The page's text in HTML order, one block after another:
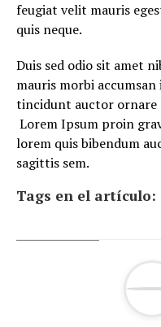
feugiat velit mauris
quis neque.
Duis sed odio sit amet
mauris morbi
tincidunt auctor ornare
Lorem Ipsum proin
lorem quis bibendum
sagittis sem.
Tags en el artículo: